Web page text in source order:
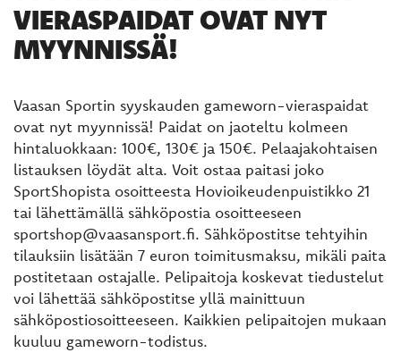
VIERASPAIDAT OVAT NYT
MYYNNISSÄ!
Vaasan Sportin syyskauden gameworn-vieraspaidat
ovat nyt myynnissä! Paidat on jaoteltu kolmeen
hintaluokkaan: 100€, 130€ ja 150€. Pelaajakohtaisen
listauksen löydät alta. Voit ostaa paitasi joko
SportShopista osoitteesta Hovioikeudenpuistikko 21
tai lähettämällä sähköpostia osoitteeseen
sportshop@vaasansport.fi. Sähköpostitse tehtyihin
tilauksiin lisätään 7 euron toimitusmaksu, mikäli paita
postitetaan ostajalle. Pelipaitoja koskevat tiedustelut
voi lähettää sähköpostitse yllä mainittuun
sähköpostiosoitteeseen. Kaikkien pelipaitojen mukaan
kuuluu gameworn-todistus.